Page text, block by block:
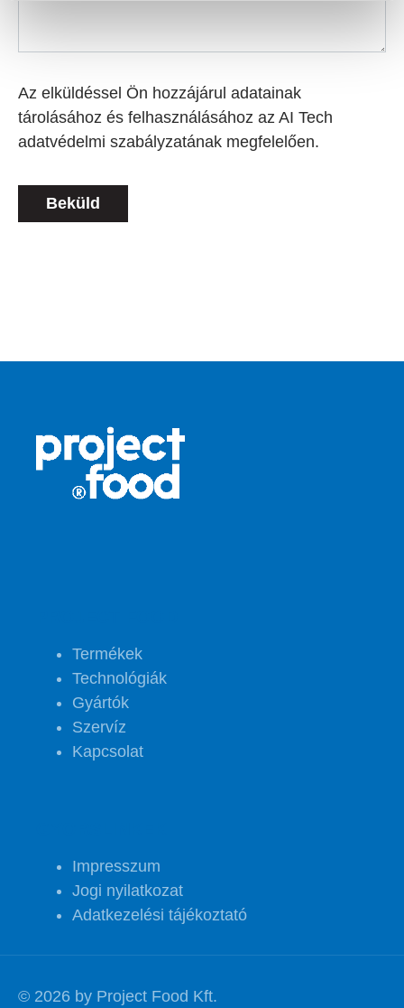
Az elküldéssel Ön hozzájárul adatainak
tárolásához és felhasználásához az AI Tech
adatvédelmi szabályzatának megfelelően.
Beküld
Termékek
Technológiák
Gyártók
Szervíz
Kapcsolat
Impresszum
Jogi nyilatkozat
Adatkezelési tájékoztató
© 2026 by Project Food Kft.